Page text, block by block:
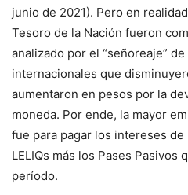
junio de 2021). Pero en
Tesoro de la Nación fueron
analizado por el “señoreaje”
internacionales que
aumentaron en pesos por la
moneda. Por ende, la mayor
fue para pagar los intereses
LELIQs más los Pases Pasivos
período.